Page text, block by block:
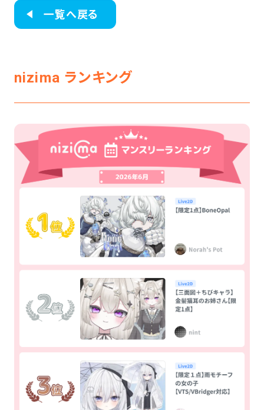
一覧へ戻る
nizima ランキング